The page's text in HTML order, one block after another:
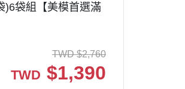
)6袋組【美模首選滿
TWD $2,760
TWD $1,390